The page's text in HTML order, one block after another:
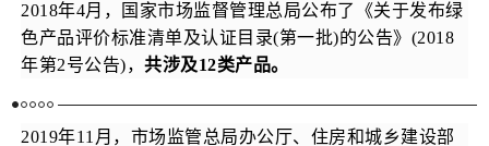
2018年4月，国家市场监督管理总局公布了《关于发布绿
色产品评价标准清单及认证目录(第一批)的公告》(2018
年第2号公告)，共涉及12类产品。
2019年11月，市场监管总局办公厅、住房和城乡建设部